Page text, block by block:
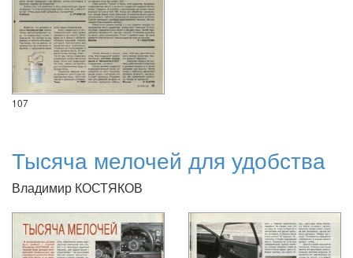
107
Тысяча мелочей для удобства
Владимир КОСТЯКОВ